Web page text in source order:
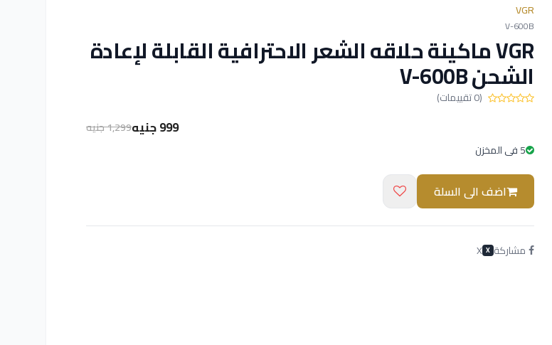
VGR
V-600B
VGR ماكينة حلاقه الشعر الاحترافية القابلة لإعادة
الشحن V-600B
(0 تقييمات)
999 جنيه 1,299 جنيه
5 فى المخزن
اضف الى السلة
مشاركة X
X